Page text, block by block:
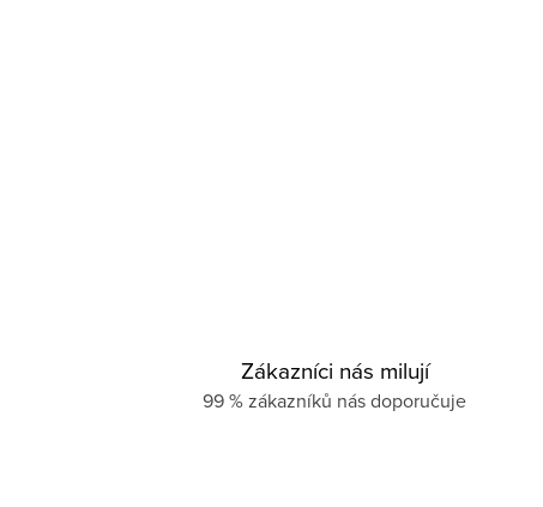
Zákazníci nás milují
99 % zákazníků nás doporučuje